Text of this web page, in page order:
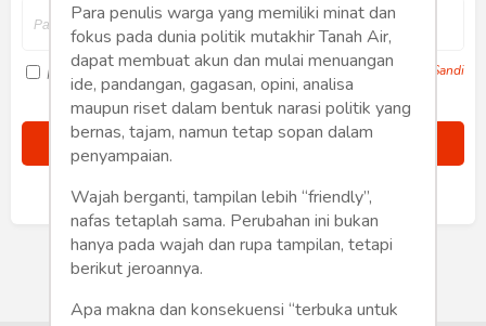
Hankam
Internasional
Bisnis
Humaniora
Sketsa
Tekno
Ingat saya Lupa Sandi
Buat Akun Baru
Para penulis warga yang memiliki minat dan
fokus pada dunia politik mutakhir Tanah Air,
dapat membuat akun dan mulai menuangan
ide, pandangan, gagasan, opini, analisa
maupun riset dalam bentuk narasi politik yang
bernas, tajam, namun tetap sopan dalam
penyampaian.
Wajah berganti, tampilan lebih “friendly”,
nafas tetaplah sama. Perubahan ini bukan
hanya pada wajah dan rupa tampilan, tetapi
berikut jeroannya.
Apa makna dan konsekuensi “terbuka untuk